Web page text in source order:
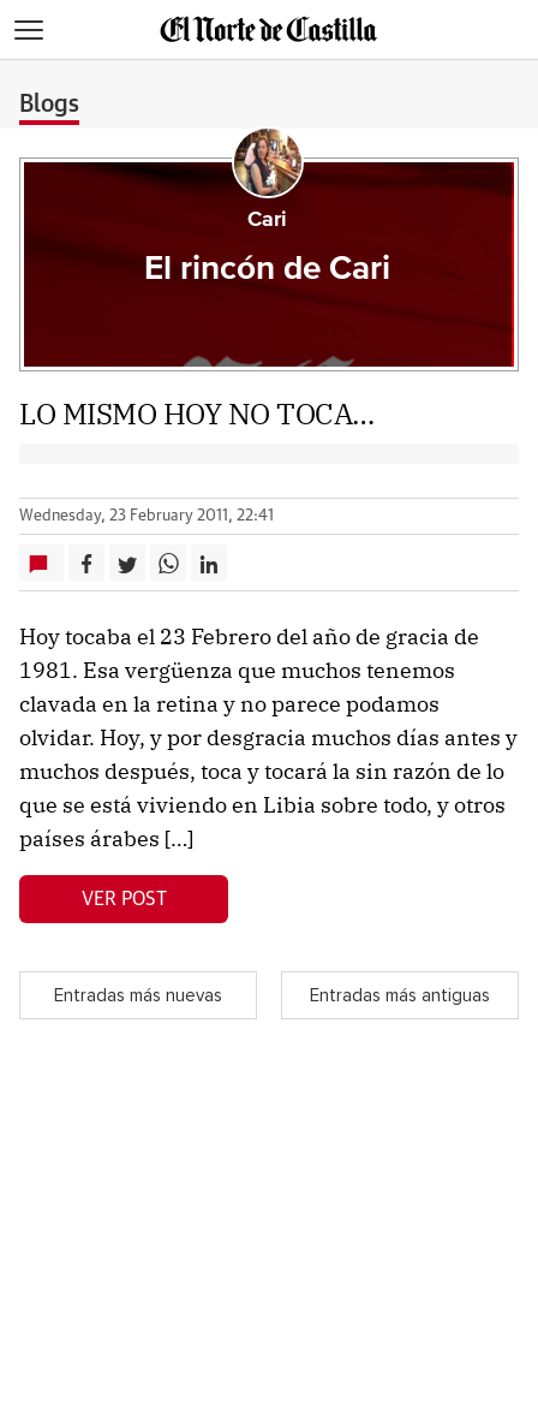
Blogs
Cari
El rincón de Cari
LO MISMO HOY NO TOCA…
Wednesday, 23 February 2011, 22:41
Hoy tocaba el 23 Febrero del año de gracia de
1981. Esa vergüenza que muchos tenemos
clavada en la retina y no parece podamos
olvidar. Hoy, y por desgracia muchos días antes y
muchos después, toca y tocará la sin razón de lo
que se está viviendo en Libia sobre todo, y otros
países árabes […]
VER POST
Entradas más nuevas Entradas más antiguas